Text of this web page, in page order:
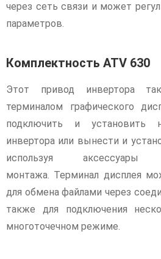
через сеть связи и может
параметров.
Комплектность ATV 630
Этот привод инвертора
терминалом графического
подключить и установить
инвертора или вынести и
используя
монтажа. Терминал дисплея
для обмена файлами через
также для подключения
многоточечном режиме.